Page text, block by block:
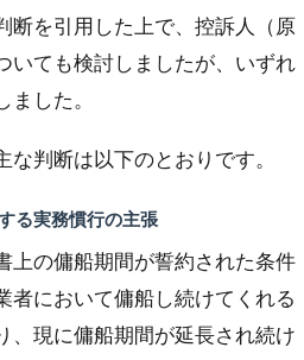
断を引用した上で、控訴人（原
いても検討しましたが、いずれ
ました。
判断は以下のとおりです。
る実務慣行の主張
上の傭船期間が誓約された条件
者において傭船し続けてくれる
、現に傭船期間が延長され続け